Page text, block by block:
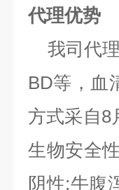
代理优势
我司代理
BD等，血
方式采自8
生物安全
阴性;牛腹